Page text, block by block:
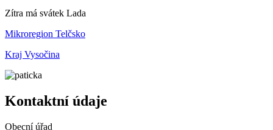
Zítra má svátek Lada
Mikroregion Telčsko
Kraj Vysočina
Kontaktní údaje
Obecní úřad